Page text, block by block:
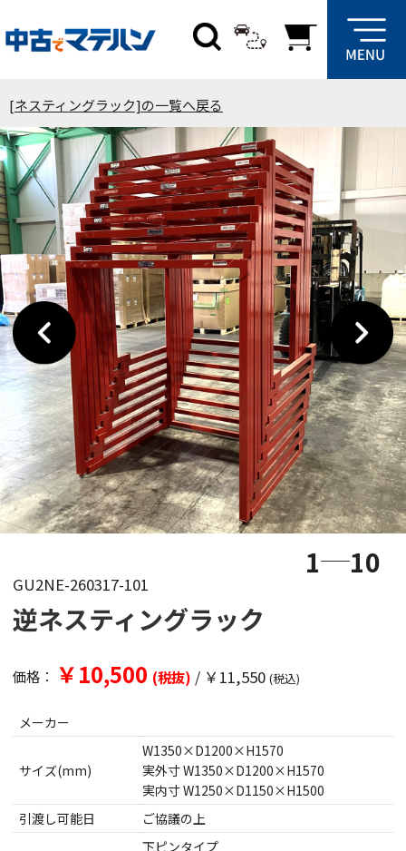
[ネスティングラック]の一覧へ戻る
1 10
GU2NE-260317-101
逆ネスティングラック
価格： ￥10,500 (税抜) / ￥11,550 (税込)
メーカー
サイズ(mm)
W1350×D1200×H1570
実外寸 W1350×D1200×H1570
実内寸 W1250×D1150×H1500
引渡し可能日
ご協議の上
下ピンタイプ